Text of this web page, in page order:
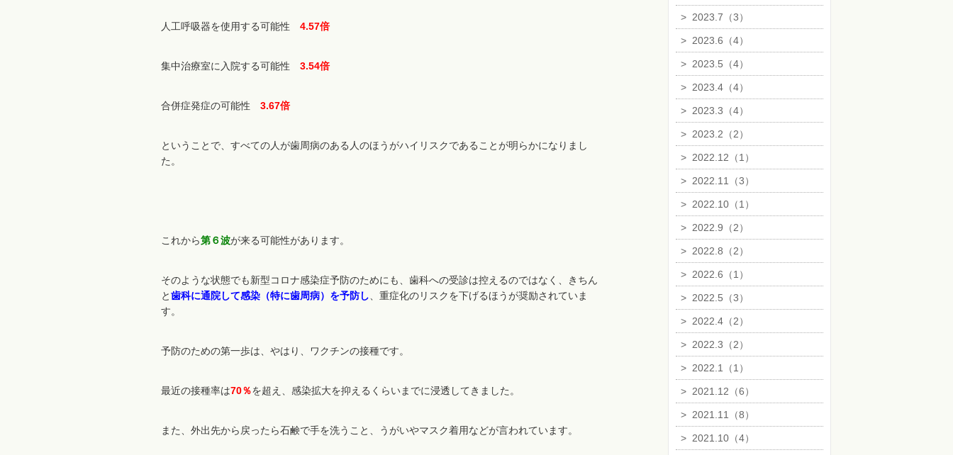
人工呼吸器を使用する可能性 4.57倍
集中治療室に入院する可能性 3.54倍
合併症発症の可能性 3.67倍
ということで、すべての人が歯周病のある人のほうがハイリスクであることが明らかになりまし
た。
これから第６波が来る可能性があります。
そのような状態でも新型コロナ感染症予防のためにも、歯科への受診は控えるのではなく、きちん
と歯科に通院して感染（特に歯周病）を予防し 、重症化のリスクを下げるほうが奨励されていま
す。
予防のための第一歩は、やはり、ワクチンの接種です。
最近の接種率は70％を超え、感染拡大を抑えるくらいまでに浸透してきました。
また、外出先から戻ったら石鹸で手を洗うこと、うがいやマスク着用などが言われています。
> 2023.7（3）
> 2023.6（4）
> 2023.5（4）
> 2023.4（4）
> 2023.3（4）
> 2023.2（2）
> 2022.12（1）
> 2022.11（3）
> 2022.10（1）
> 2022.9（2）
> 2022.8（2）
> 2022.6（1）
> 2022.5（3）
> 2022.4（2）
> 2022.3（2）
> 2022.1（1）
> 2021.12（6）
> 2021.11（8）
> 2021.10（4）